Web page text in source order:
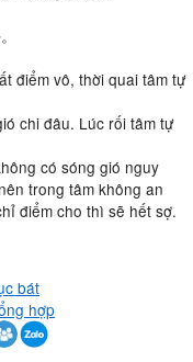
điểm vô, thời quai tâm tự
chi đâu. Lúc rối tâm tự
có sóng gió nguy
trong tâm không an
điểm cho thì sẽ hết sợ.
bát
hợp